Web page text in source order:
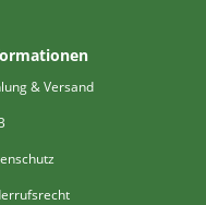
& Versand